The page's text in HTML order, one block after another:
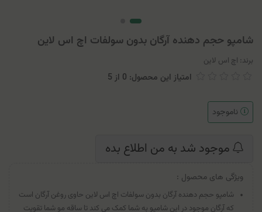
شامپو حجم دهنده آرگان بدون سولفات اچ اس لاین
برند: اچ اس لاین
امتیاز این محصول: 0 از 5
ناموجود
موجود شد به من اطلاع بده
ویژگی های محصول :
شامپو حجم دهنده آرگان بدون سولفات اچ اس لاین حاوی روغن آرگان است
که آرگان موجود در این شامپو به شما کمک می ‌کند تا ساقه مو شما تقویت